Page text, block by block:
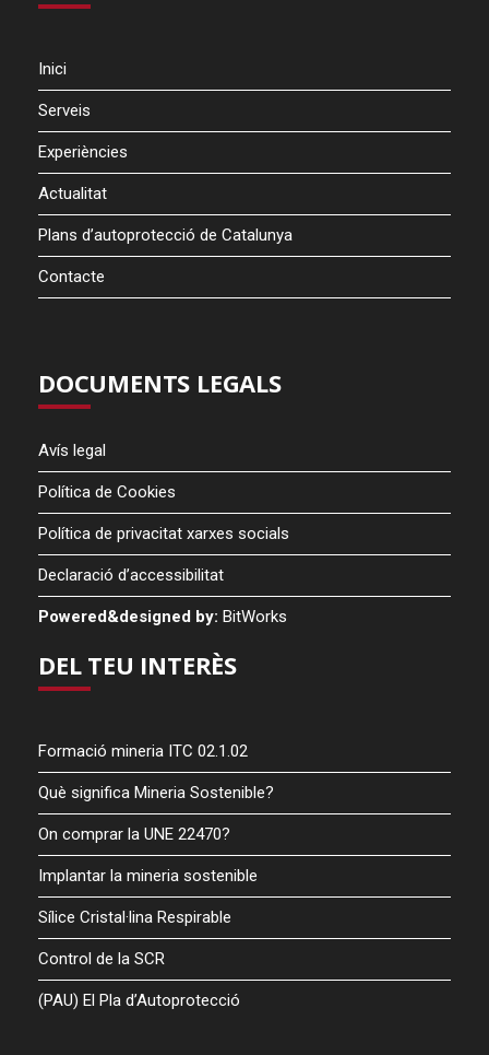
Inici
Serveis
Experiències
Actualitat
Plans d’autoprotecció de Catalunya
Contacte
DOCUMENTS LEGALS
Avís legal
Política de Cookies
Política de privacitat xarxes socials
Declaració d’accessibilitat
Powered&designed by: BitWorks
DEL TEU INTERÈS
Formació mineria ITC 02.1.02
Què significa Mineria Sostenible?
On comprar la UNE 22470?
Implantar la mineria sostenible
Sílice Cristal·lina Respirable
Control de la SCR
(PAU) El Pla d’Autoprotecció